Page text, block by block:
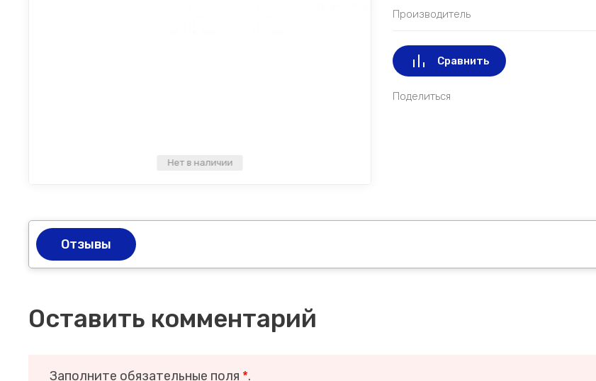
Нет в наличии
Производитель
Сравнить
Поделиться
Отзывы
Оставить комментарий
Заполните обязательные поля *.